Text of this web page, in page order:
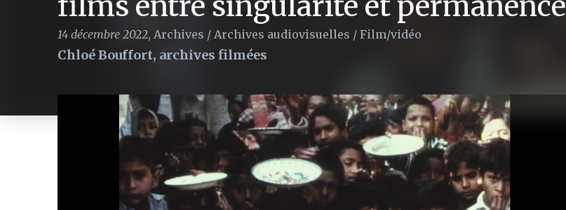
14 décembre 2022, Archives / Archives audiovisuelles / Film/vidéo
Chloé Bouffort, archives filmées